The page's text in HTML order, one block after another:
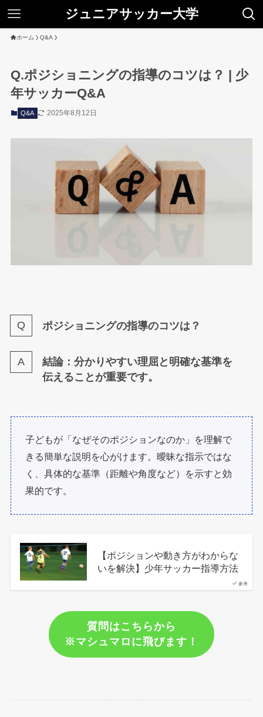
ジュニアサッカー大学
ホーム Q&A
Q.ポジショニングの指導のコツは？ | 少
年サッカーQ&A
Q&A 2025年8月12日
ポジショニングの指導のコツは？
結論：分かりやすい理屈と明確な基準を
伝えることが重要です。
子どもが「なぜそのポジションなのか」を理解で
きる簡単な説明を心がけます。曖昧な指示ではな
く、具体的な基準（距離や角度など）を示すと効
果的です。
参考
【ポジションや動き方がわからな
いを解決】少年サッカー指導方法
質問はこちらから
※マシュマロに飛びます！